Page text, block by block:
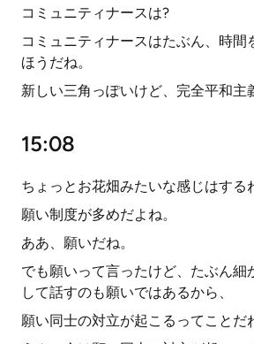
コミュニティナースは?
コミュニティナースはたぶん、時間
ほうだね。
新しい三角っぽいけど、完全平和主
15:08
ちょっとお花畑みたいな感じはする
願い制度が多めだよね。
ああ、願いだね。
でも願いって言ったけど、たぶん細
して話すのも願いではあるから、
願い同士の対立が起こるってことだ